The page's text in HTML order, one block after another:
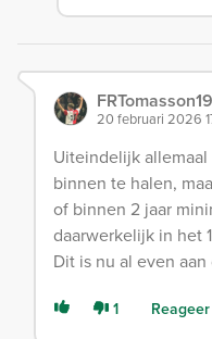
20 februari 2026
Uiteindelijk
binnen te halen,
of binnen 2 jaar
daarwerkelijk in het
Dit is nu al even
1 Reageer